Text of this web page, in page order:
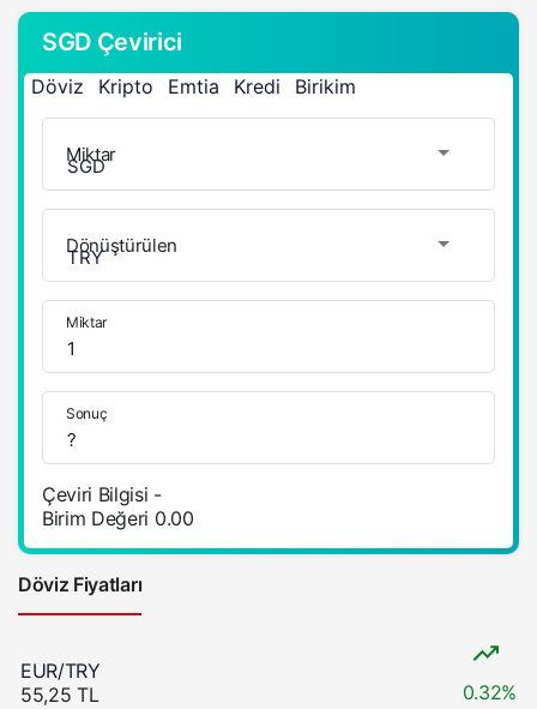
SGD Çevirici
Döviz Kripto Emtia Kredi Birikim
Miktar
Dönüştürülen
Miktar
Sonuç
Çeviri Bilgisi -
Birim Değeri 0.00
Döviz Fiyatları
EUR/TRY
55,25 TL
0.32%